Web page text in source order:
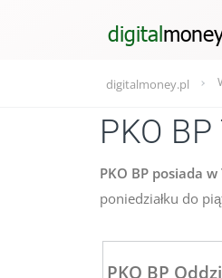
digitalmoney.pl
PKO
PKO BP posiada
poniedziałku do
PKO BP